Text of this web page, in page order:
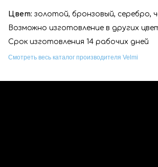
Цвет: золотой, бронзовый, серебро,
Возможно изготовление в других
Срок изготовления 14 рабочих дней
Смотреть весь каталог производителя Velmi